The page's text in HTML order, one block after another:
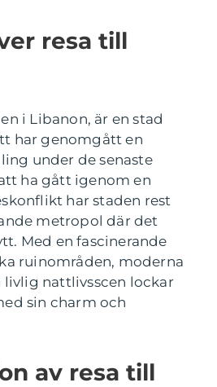
resa till
i Libanon, är en stad
har genomgått en
under de senaste
ha gått igenom en
har staden rest
metropol där det
Med en fascinerande
ruinområden, moderna
livlig nattlivsscen lockar
sin charm och
av resa till